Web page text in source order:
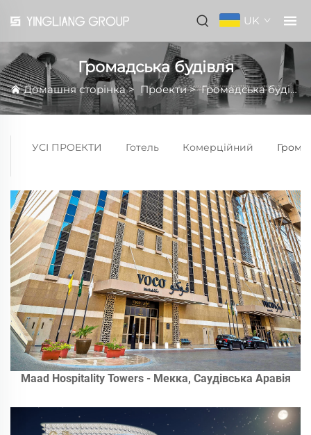
UK
Громадська будівля
Домашня сторінка> Проекти>Громадська будівля
УСІ ПРОЕКТИ Готель Комерційний
Maad Hospitality Towers - Мекка, Саудівська Аравія